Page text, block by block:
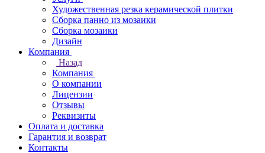
Художественная резка керамической плитки
Сборка панно из мозаики
Сборка мозаики
Дизайн
Компания
Назад
Компания
О компании
Лицензии
Отзывы
Реквизиты
Оплата и доставка
Гарантия и возврат
Контакты